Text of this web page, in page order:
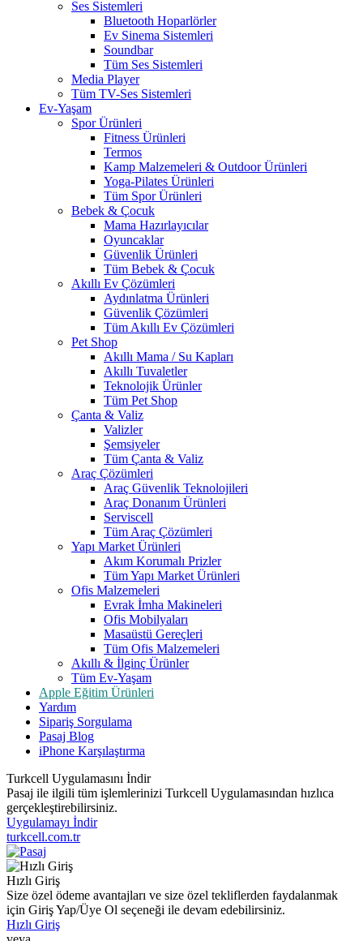
Ses Sistemleri
Bluetooth Hoparlörler
Ev Sinema Sistemleri
Soundbar
Tüm Ses Sistemleri
Media Player
Tüm TV-Ses Sistemleri
Ev-Yaşam
Spor Ürünleri
Fitness Ürünleri
Termos
Kamp Malzemeleri & Outdoor Ürünleri
Yoga-Pilates Ürünleri
Tüm Spor Ürünleri
Bebek & Çocuk
Mama Hazırlayıcılar
Oyuncaklar
Güvenlik Ürünleri
Tüm Bebek & Çocuk
Akıllı Ev Çözümleri
Aydınlatma Ürünleri
Güvenlik Çözümleri
Tüm Akıllı Ev Çözümleri
Pet Shop
Akıllı Mama / Su Kapları
Akıllı Tuvaletler
Teknolojik Ürünler
Tüm Pet Shop
Çanta & Valiz
Valizler
Şemsiyeler
Tüm Çanta & Valiz
Araç Çözümleri
Araç Güvenlik Teknolojileri
Araç Donanım Ürünleri
Serviscell
Tüm Araç Çözümleri
Yapı Market Ürünleri
Akım Korumalı Prizler
Tüm Yapı Market Ürünleri
Ofis Malzemeleri
Evrak İmha Makineleri
Ofis Mobilyaları
Masaüstü Gereçleri
Tüm Ofis Malzemeleri
Akıllı & İlginç Ürünler
Tüm Ev-Yaşam
Apple Eğitim Ürünleri
Yardım
Sipariş Sorgulama
Pasaj Blog
iPhone Karşılaştırma
Turkcell Uygulamasını İndir
Pasaj ile ilgili tüm işlemlerinizi Turkcell Uygulamasından hızlıca
gerçekleştirebilirsiniz.
Uygulamayı İndir
turkcell.com.tr
Hızlı Giriş
Size özel ödeme avantajları ve size özel tekliflerden faydalanmak
için Giriş Yap/Üye Ol seçeneği ile devam edebilirsiniz.
Hızlı Giriş